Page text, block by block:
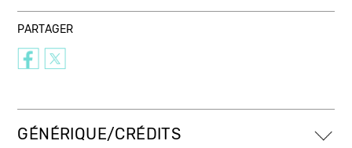
PARTAGER
GÉNÉRIQUE/CRÉDITS